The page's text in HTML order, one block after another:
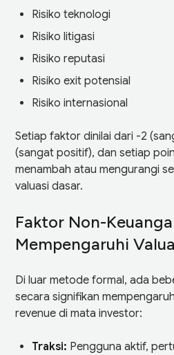
Risiko teknologi
Risiko litigasi
Risiko reputasi
Risiko exit potensial
Risiko internasional
Setiap faktor dinilai dari -2
(sangat positif), dan setiap
menambah atau mengurangi
valuasi dasar.
Faktor Non-
Mempengaruhi
Di luar metode formal, ada
secara signifikan
revenue di mata investor:
Traksi: Pengguna aktif,